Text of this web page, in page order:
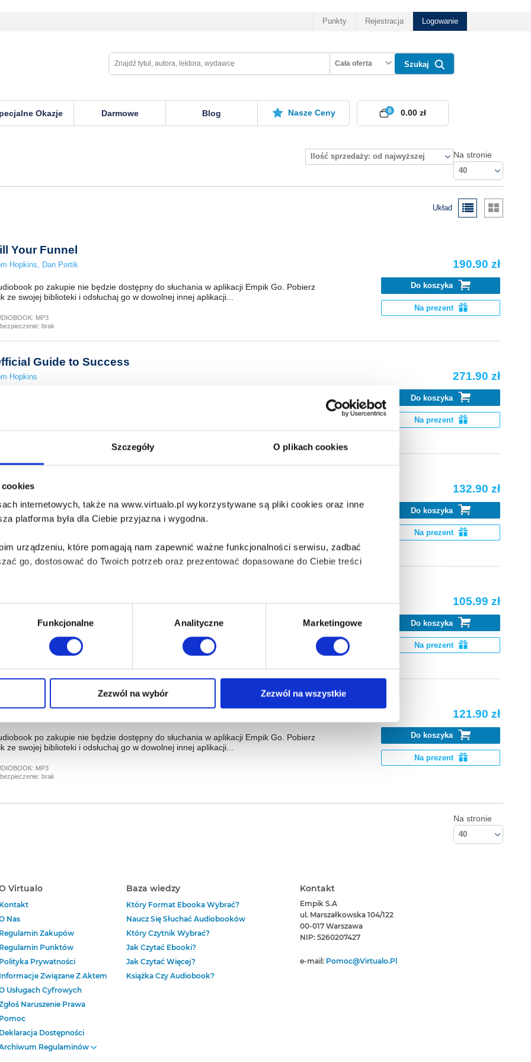
Szczegóły O plikach cookies
internetowych, także na www.virtualo.pl wykorzystywane są pliki cookies oraz inne
platforma była dla Ciebie przyjazna i wygodna.
urządzeniu, które pomagają nam zapewnić ważne funkcjonalności serwisu, zadbać
go, dostosować do Twoich potrzeb oraz prezentować dopasowane do Ciebie treści
do prawidłowego i bezpiecznego działania serwisu - są także takie, które wymagają
Twoje doświadczenia jeśli jesteś naszym Użytkownikiem.
znajdziesz w naszej Polityce prywatności
Funkcjonalne Analityczne Marketingowe
Zezwól na wybór Zezwól na wszystkie
Punkty Rejestracja Logowanie
Cała oferta Szukaj
Okazje Darmowe Blog Nasze Ceny 0
0.00 zł
Ilość sprzedaży: od najwyższej Na stronie
40
Układ
Your Funnel
Hopkins Dan Portik
po zakupie nie będzie dostępny do słuchania w aplikacji Empik Go. Pobierz
ze swojej biblioteki i odsłuchaj go w dowolnej innej aplikacji...
MP3
brak
190.90 zł
Do koszyka
Na prezent
Guide to Success
Hopkins
MP3
271.90 zł
Do koszyka
Na prezent
Essa
po zakupie nie będzie dostępny do słuchania w aplikacji Empik Go. Pobierz
ze swojej biblioteki i odsłuchaj go w dowolnej innej aplikacji...
MP3
brak
132.90 zł
Do koszyka
Na prezent
Hopkins,Dan Portik
po zakupie nie będzie dostępny do słuchania w aplikacji Empik Go. Pobierz
ze swojej biblioteki i odsłuchaj go w dowolnej innej aplikacji...
105.99 zł
Do koszyka
Na prezent
Guide to Success
po zakupie nie będzie dostępny do słuchania w aplikacji Empik Go. Pobierz
ze swojej biblioteki i odsłuchaj go w dowolnej innej aplikacji...
MP3
brak
121.90 zł
Do koszyka
Na prezent
Na stronie
40
Virtualo
Kontakt
Nas
Regulamin Zakupów
Regulamin Punktów
Polityka Prywatności
Informacje Związane Z Aktem
Usługach Cyfrowych
Naruszenie Prawa
Pomoc
Deklaracja Dostępności
Regulaminów
Baza wiedzy
Który Format Ebooka Wybrać?
Naucz Się Słuchać Audiobooków
Który Czytnik Wybrać?
Jak Czytać Ebooki?
Jak Czytać Więcej?
Książka Czy Audiobook?
Kontakt
Empik S.A
ul. Marszałkowska 104/122
00-017 Warszawa
NIP: 5260207427
e-mail: Pomoc@virtualo.pl